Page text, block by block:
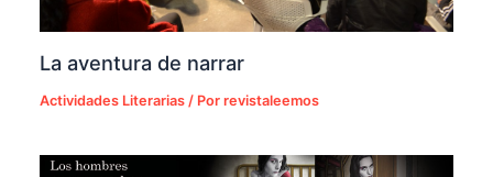
La aventura de narrar
Actividades Literarias / Porrevistaleemos